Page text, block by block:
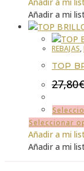
Añadir a mi
REBAJAS,
TOP
27,80
Seleccionar
Añadir a mi
Añadir a mi